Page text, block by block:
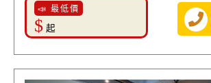
📣 最低價
$ 起